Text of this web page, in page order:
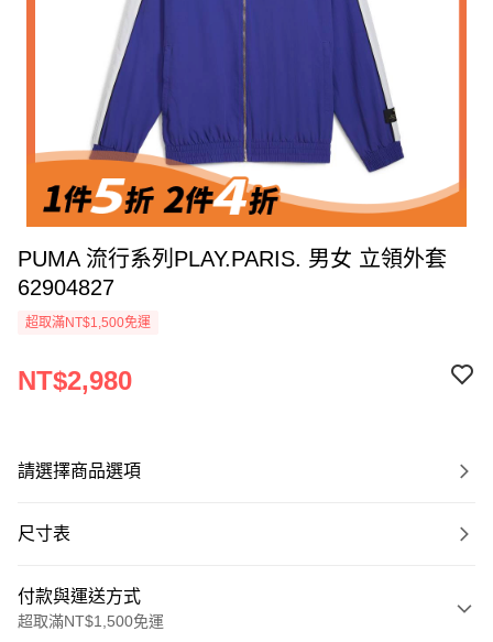
PUMA 流行系列PLAY.PARIS. 男女 立領外套
62904827
超取滿NT$1,500免運
NT$2,980
請選擇商品選項
尺寸表
付款與運送方式
超取滿NT$1,500免運